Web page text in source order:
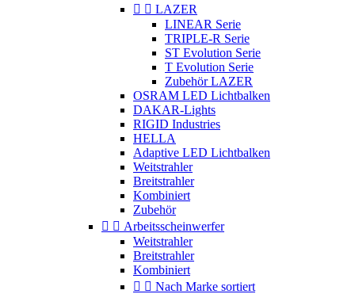
  LAZER
LINEAR Serie
TRIPLE-R Serie
ST Evolution Serie
T Evolution Serie
Zubehör LAZER
OSRAM LED Lichtbalken
DAKAR-Lights
RIGID Industries
HELLA
Adaptive LED Lichtbalken
Weitstrahler
Breitstrahler
Kombiniert
Zubehör
  Arbeitsscheinwerfer
Weitstrahler
Breitstrahler
Kombiniert
  Nach Marke sortiert